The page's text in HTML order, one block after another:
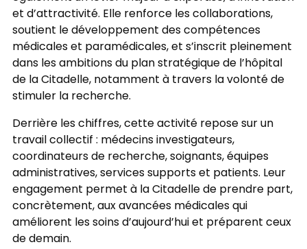
et d’attractivité. Elle renforce les collaborations,
soutient le développement des compétences
médicales et paramédicales, et s’inscrit pleinement
dans les ambitions du plan stratégique de l’hôpital
de la Citadelle, notamment à travers la volonté de
stimuler la recherche.
Derrière les chiffres, cette activité repose sur un
travail collectif : médecins investigateurs,
coordinateurs de recherche, soignants, équipes
administratives, services supports et patients. Leur
engagement permet à la Citadelle de prendre part,
concrètement, aux avancées médicales qui
améliorent les soins d’aujourd’hui et préparent ceux
de demain.